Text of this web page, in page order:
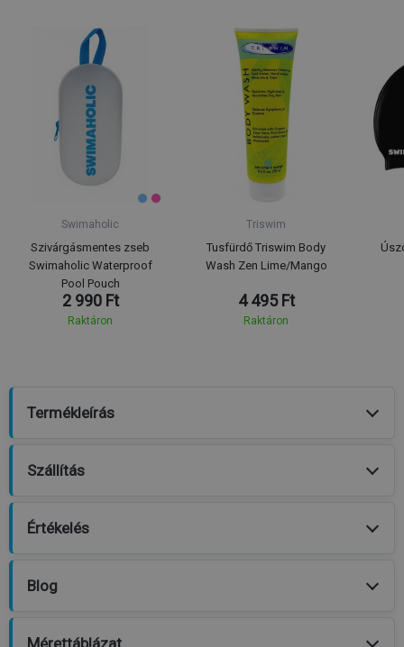
Swimaholic
Szivárgásmentes zseb
Swimaholic Waterproof
Pool Pouch
2 990 Ft
Raktáron
Triswim
Tusfürdő Triswim Body
Wash Zen Lime/Mango
4 495 Ft
Raktáron
Termékleírás
Szállítás
Értékelés
Blog
Mérettáblázat